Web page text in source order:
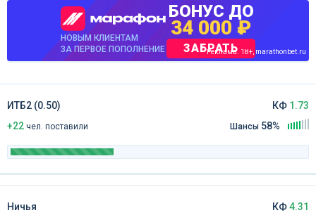
НОВЫМ КЛИЕНТАМ
ЗА ПЕРВОЕ ПОПОЛНЕНИЕ
БОНУС ДО
34 000 ₽
ЗАБРАТЬ
Реклама. 18+, marathonbet.ru
ИТБ2 (0.50)
+22 чел. поставили
КФ 1.73
Шансы 58%
Ничья
КФ4.31